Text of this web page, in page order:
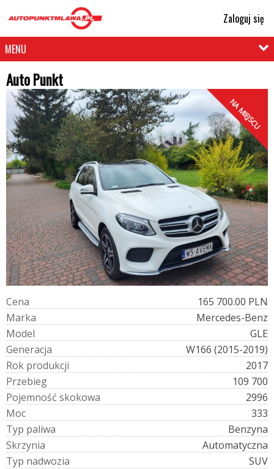
Zaloguj się
MENU
Auto Punkt
NA MIEJSCU
Cena
165 700.00 PLN
Marka
Mercedes-Benz
Model
GLE
Generacja
W166 (2015-2019)
Rok produkcji
2017
Przebieg
109 700
Pojemność skokowa
2996
Moc
333
Typ paliwa
Benzyna
Skrzynia
Automatyczna
Typ nadwozia
SUV